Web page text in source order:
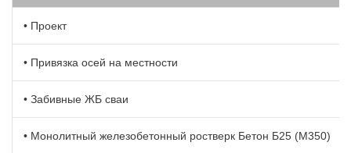
• Проект
• Привязка осей на местности
• Забивные ЖБ сваи
• Монолитный железобетонный ростверк Бетон Б25 (М350)